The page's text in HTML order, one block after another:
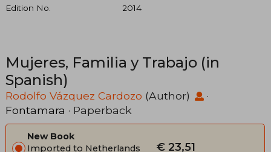
Edition No.
2014
Mujeres, Familia y Trabajo (in
Spanish)
Rodolfo Vázquez Cardozo (Author)
·
Fontamara · Paperback
New Book
Imported to Netherlands
€ 23,51